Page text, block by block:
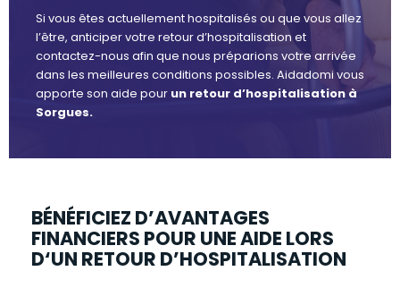
Si vous êtes actuellement hospitalisés ou que vous allez
l’être, anticiper votre retour d’hospitalisation et
contactez-nous afin que nous préparions votre arrivée
dans les meilleures conditions possibles. Aidadomi vous
apporte son aide pour un retour d’hospitalisation à
Sorgues.
BÉNÉFICIEZ D’AVANTAGES
FINANCIERS POUR UNE AIDE LORS
D‘UN RETOUR D’HOSPITALISATION